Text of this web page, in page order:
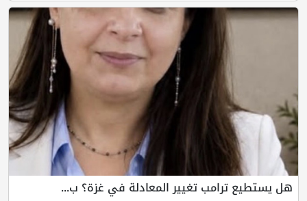
هل يستطيع ترامب تغيير المعادلة في غزة؟ ب...